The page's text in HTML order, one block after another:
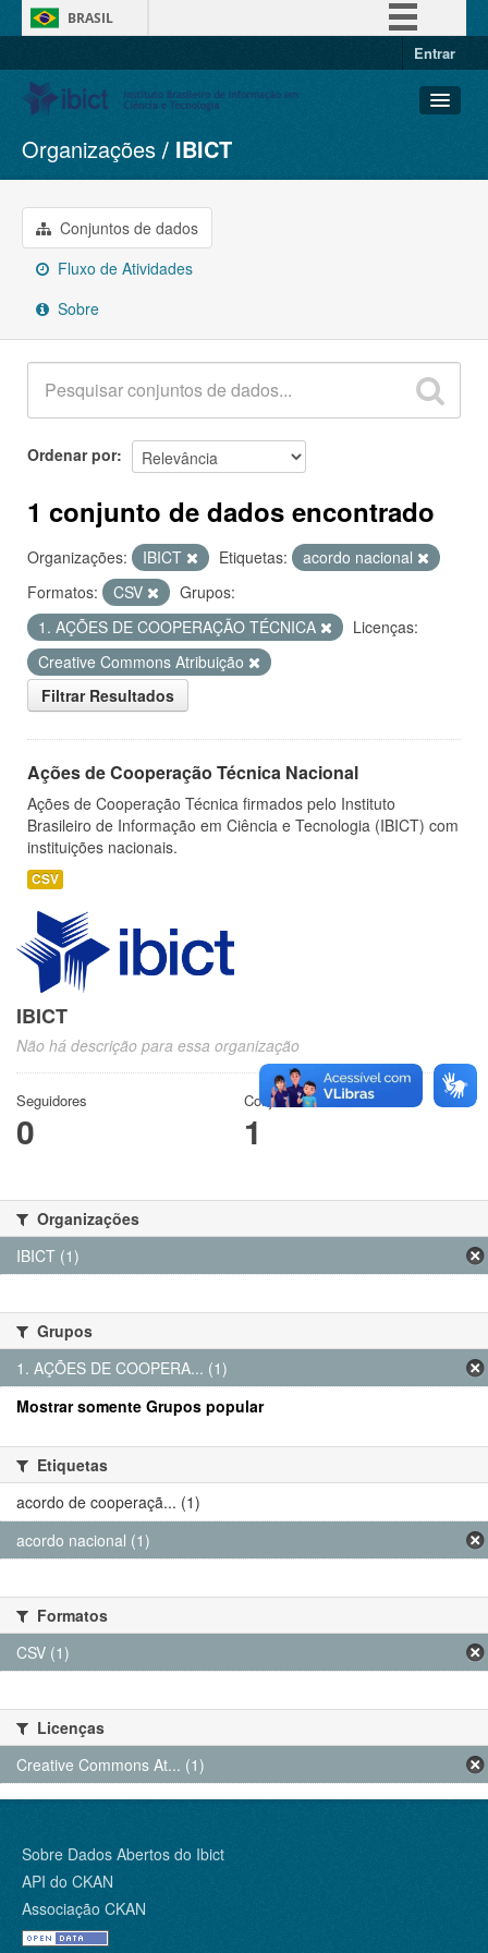
BRASIL
Entrar
Conjuntos de dados
Organizações
Grupos
Sobre
Organizações IBICT
Conjuntos de dados
Fluxo de Atividades
Sobre
Ordenar por
1 conjunto de dados encontrado
Organizações: IBICT Etiquetas:
acordo nacional
Formatos:
CSV
Grupos:
1. AÇÕES DE COOPERAÇÃO TÉCNICA
Licenças:
Creative Commons Atribuição
Filtrar Resultados
Ações de Cooperação Técnica Nacional
Ações de Cooperação Técnica firmados pelo Instituto
Brasileiro de Informação em Ciência e Tecnologia (IBICT) com
instituições nacionais.
CSV
IBICT
Não há descrição para essa organização
Seguidores
0
Conjuntos de dados
1
Organizações
IBICT (1)
Grupos
1. AÇÕES DE COOPERA... (1)
Mostrar somente Grupos popular
Etiquetas
acordo de cooperaçã... (1)
acordo nacional (1)
Formatos
CSV (1)
Licenças
Creative Commons At... (1)
Sobre Dados Abertos do Ibict
API do CKAN
Associação CKAN